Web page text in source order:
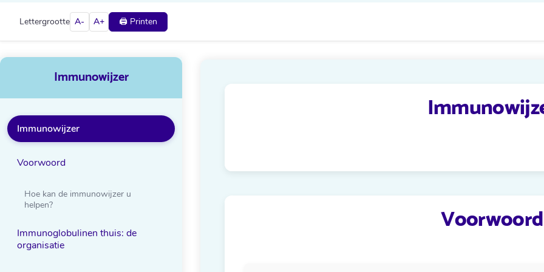
Immunowijzer
Immunowijzer
Voorwoord
Hoe kan de immunowijzer u
helpen?
Immunoglobulinen thuis: de
organisatie
Lettergrootte A- A+ 🖨️ Printen
Voorwoord